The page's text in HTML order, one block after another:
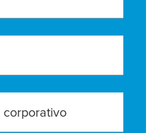
corporativo